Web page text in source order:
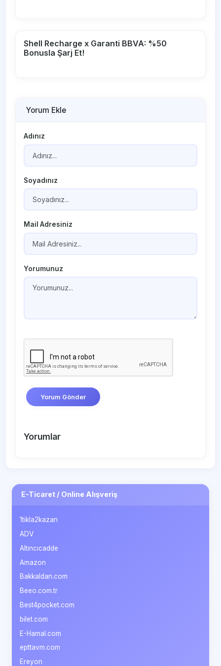
Shell Recharge x Garanti BBVA: %50
Bonusla Şarj Et!
Yorum Ekle
Adınız
Soyadınız
Mail Adresiniz
Yorumunuz
Yorum Gönder
Yorumlar
E-Ticaret / Online Alışveriş
1tikla2kazan
ADV
Altıncıcadde
Amazon
Bakkaldan.com
Beeo.com.tr
Best4pocket.com
bilet.com
E-Hamal.com
epttavm.com
Ereyon